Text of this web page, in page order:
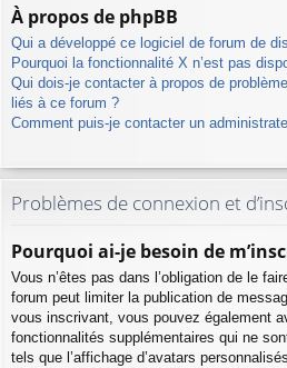
À propos de phpBB
Qui a développé ce logiciel de forum de
Pourquoi la fonctionnalité X n’est pas
Qui dois-je contacter à propos de
liés à ce forum ?
Comment puis-je contacter un
Problèmes de connexion et
Pourquoi ai-je besoin de
Vous n’êtes pas dans l’obligation de le
forum peut limiter la publication de
vous inscrivant, vous pouvez également
fonctionnalités supplémentaires qui ne
tels que l’affichage d’avatars